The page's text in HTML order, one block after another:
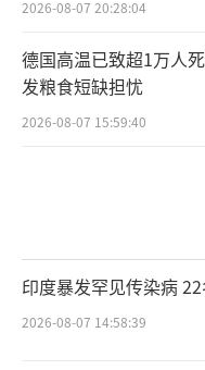
2026-08-07 20:28:04
德国高温已致超1万人
发粮食短缺担忧
2026-08-07 15:59:40
印度暴发罕见传染病
2026-08-07 14:58:39